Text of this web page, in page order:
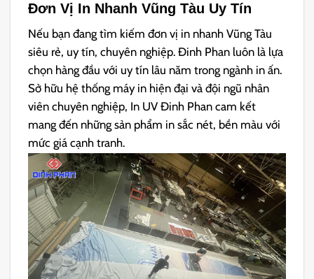
Đơn Vị In Nhanh Vũng Tàu Uy Tín
Nếu bạn đang tìm kiếm đơn vị in nhanh Vũng Tàu
siêu rẻ, uy tín, chuyên nghiệp. Đinh Phan luôn là lựa
chọn hàng đầu với uy tín lâu năm trong ngành in ấn.
Sở hữu hệ thống máy in hiện đại và đội ngũ nhân
viên chuyên nghiệp, In UV Đinh Phan cam kết
mang đến những sản phẩm in sắc nét, bền màu với
mức giá cạnh tranh.